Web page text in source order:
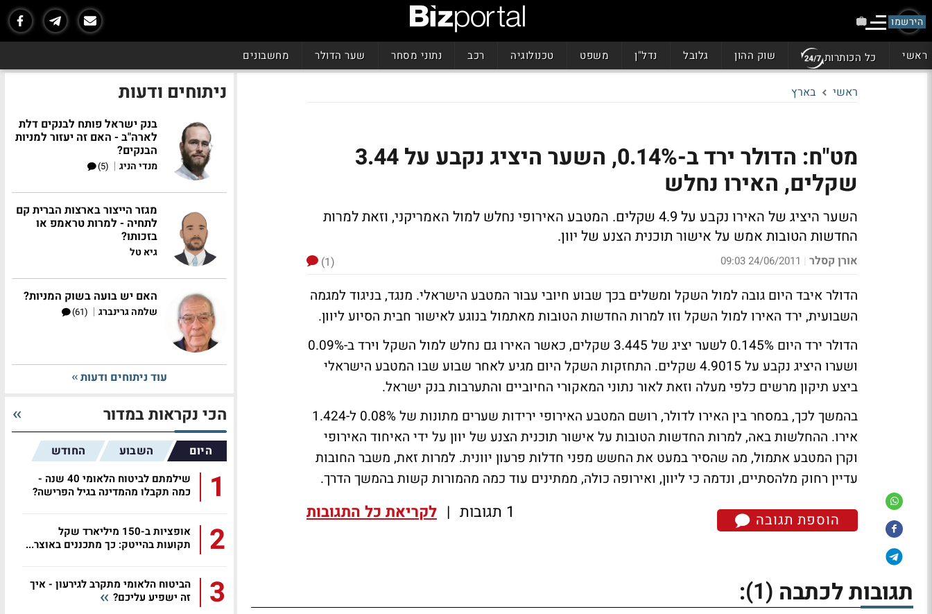
הירשמו
ראשי כל הכותרות שוק ההון גלובל נדל"ן משפט טכנולוגיה רכב נתוני מסחר שער הדולר מחשבונים
ראשי בארץ
מט"ח: הדולר ירד ב-0.14%, השער היציג נקבע על 3.44
שקלים, האירו נחלש
השער היציג של האירו נקבע על 4.9 שקלים. המטבע האירופי נחלש למול האמריקני, וזאת למרות
החדשות הטובות אמש על אישור תוכנית הצנע של יוון.
אורן קסלר |
24/06/2011 09:03
(1)
הדולר איבד היום גובה למול השקל ומשלים בכך שבוע חיובי עבור המטבע הישראלי. מנגד, בניגוד למגמה
השבועית, ירד האירו למול השקל וזו למרות החדשות הטובות מאתמול בנוגע לאישור חבית הסיוע ליוון.
הדולר ירד היום 0.145% לשער יציג של 3.445 שקלים, כאשר האירו גם נחלש למול השקל וירד ב-0.09%
ושערו היציג נקבע על 4.9015 שקלים. התחזקות השקל היום מגיע לאחר שבוע שבו המטבע הישראלי
ביצע תיקון מרשים כלפי מעלה וזאת לאור נתוני המאקורי החיוביים והתערבות בנק ישראל.
בהמשך לכך, במסחר בין האירו לדולר, רושם המטבע האירופי ירידות שערים מתונות של 0.08% ל-1.424
אירו. ההחלשות באה, למרות החדשות הטובות על אישור תוכנית הצנע של יוון על ידי האיחוד האירופי
וקרן המטבע אתמול, מה שהסיר במעט את החשש מפני חדלות פרעון יוונית. למרות זאת, משבר החובות
עדיין רחוק מלהסתיים, ונדמה כי ליוון, ואירופה כולה, ממתינים עוד כמה מהמורות קשות בהמשך הדרך.
הוספת תגובה 1 תגובות | לקריאת כל התגובות
תגובות לכתבה (1)
:
ניתוחים ודעות
בנק ישראל פותח לבנקים דלת
לארה"ב - האם זה יעזור למניות
הבנקים?
מנדי הניג |
(5)
מגזר הייצור בארצות הברית קם
לתחיה - למרות טראמפ או
בזכותו?
גיא טל
האם יש בועה בשוק המניות?
שלמה גרינברג |
(61)
עוד ניתוחים ודעות
הכי נקראות במדור
היום השבוע החודש
1
שילמתם לביטוח הלאומי 40 שנה -
כמה תקבלו מהמדינה בגיל הפרישה?
2
אופציות ב-150 מיליארד שקל
תקועות בהייטק: כך מתכננים באוצר...
3
הביטוח הלאומי מתקרב לגירעון - איך
זה ישפיע עליכם?